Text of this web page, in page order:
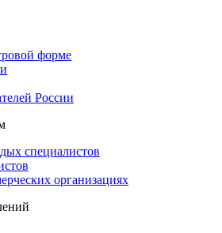
форме
России
специалистов
организациях